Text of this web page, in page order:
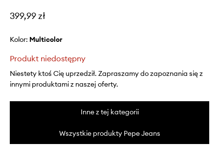
399,99 zł
Kolor: multicolor
Produkt niedostępny
Niestety ktoś Cię uprzedził. Zapraszamy do zapoznania się z
innymi produktami z naszej oferty.
Inne z tej kategorii
Wszystkie produkty Pepe Jeans